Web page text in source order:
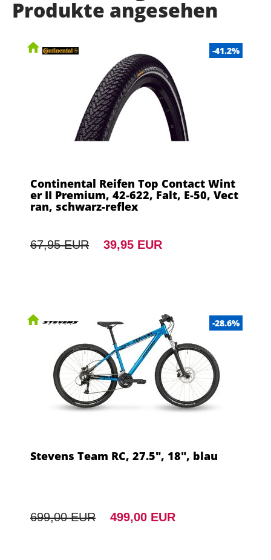
Produkte angesehen
-41.2%
Continental Reifen Top Contact Wint
er II Premium, 42-622, Falt, E-50, Vect
ran, schwarz-reflex
67,95 EUR 39,95 EUR
-28.6%
Stevens Team RC, 27.5", 18", blau
699,00 EUR 499,00 EUR